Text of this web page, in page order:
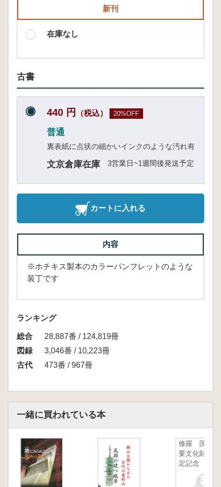
新刊
在庫なし
古書
440 円 （税込） 20%OFF
普通
裏表紙に点状の細かいインクのような汚れ有
文京倉庫在庫 3営業日~1週間後発送予定
カートに入れる
内容
※ホチキス製本のカラーパンフレットのような
装丁です
ランキング
総合
28,887番 / 124,819冊
図録
3,046番 / 10,223冊
古代
473番 / 967冊
一緒に買われている本
修羅 国重
要文化財指
定記念